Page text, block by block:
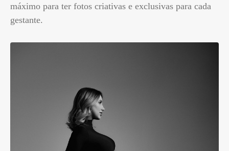
máximo para ter fotos criativas e exclusivas para cada
gestante.